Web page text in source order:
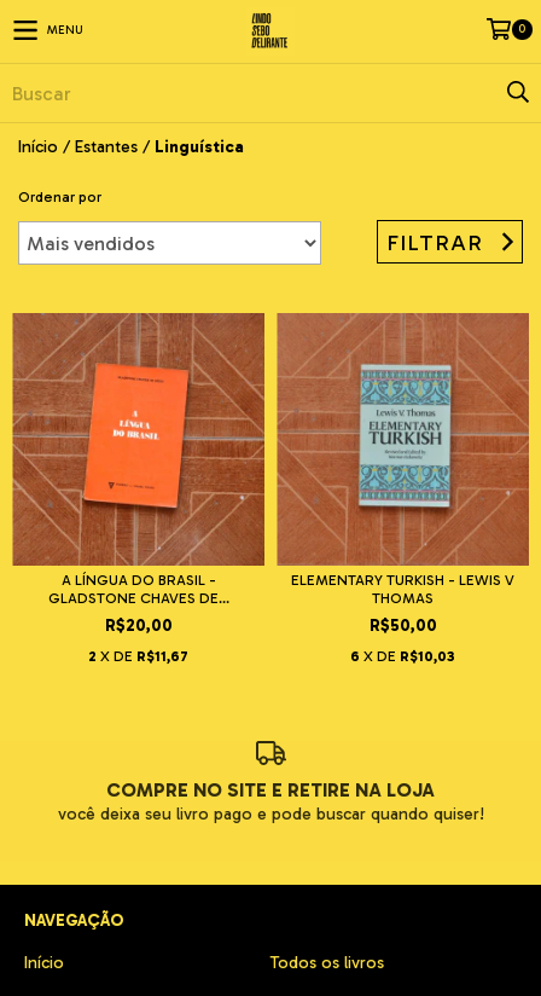
MENU 0
Início / Estantes / Linguística
Ordenar por
FILTRAR
A LÍNGUA DO BRASIL -
GLADSTONE CHAVES DE...
R$20,00
2 X DE R$11,67
ELEMENTARY TURKISH - LEWIS V
THOMAS
R$50,00
6 X DE R$10,03
COMPRE NO SITE E RETIRE NA LOJA
você deixa seu livro pago e pode buscar quando quiser!
NAVEGAÇÃO
Início Todos os livros